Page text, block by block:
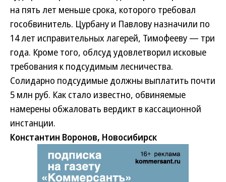
на пять лет меньше срока, которого требовал
гособвинитель. Цурбану и Павлову назначили по
14 лет исправительных лагерей, Тимофееву — три
года. Кроме того, облсуд удовлетворил исковые
требования к подсудимым лесничества.
Солидарно подсудимые должны выплатить почти
5 млн руб. Как стало известно, обвиняемые
намерены обжаловать вердикт в кассационной
инстанции.
Константин Воронов, Новосибирск